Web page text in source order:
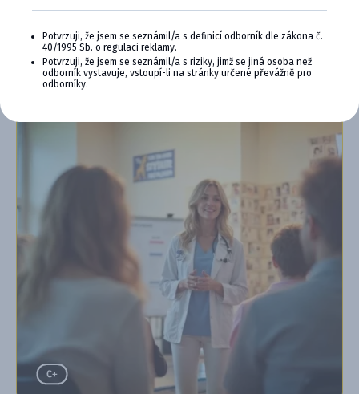
Chcem sa pripojiť
Ďalšie informácie o programe PLUS
Potvrzuji, že jsem se seznámil/a s definicí odborník dle zákona č.
40/1995 Sb. o regulaci reklamy.
Potvrzuji, že jsem se seznámil/a s riziky, jimž se jiná osoba než
odborník vystavuje, vstoupí-li na stránky určené převážně pro
odborníky.